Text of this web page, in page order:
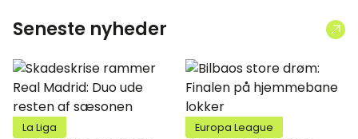
Seneste nyheder
La Liga Europa League